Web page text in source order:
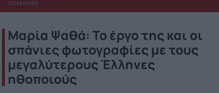
CELEBRITIES
Μαρία Ψαθά: Το έργο της και οι
σπάνιες φωτογραφίες με τους
μεγαλύτερους Έλληνες
ηθοποιούς